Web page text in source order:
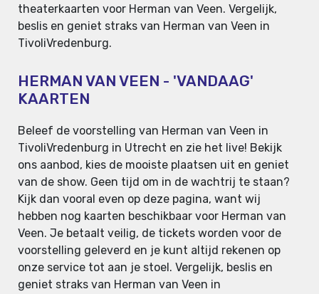
theaterkaarten voor Herman van Veen. Vergelijk,
beslis en geniet straks van Herman van Veen in
TivoliVredenburg.
HERMAN VAN VEEN - 'VANDAAG'
KAARTEN
Beleef de voorstelling van Herman van Veen in
TivoliVredenburg in Utrecht en zie het live! Bekijk
ons aanbod, kies de mooiste plaatsen uit en geniet
van de show. Geen tijd om in de wachtrij te staan?
Kijk dan vooral even op deze pagina, want wij
hebben nog kaarten beschikbaar voor Herman van
Veen. Je betaalt veilig, de tickets worden voor de
voorstelling geleverd en je kunt altijd rekenen op
onze service tot aan je stoel. Vergelijk, beslis en
geniet straks van Herman van Veen in